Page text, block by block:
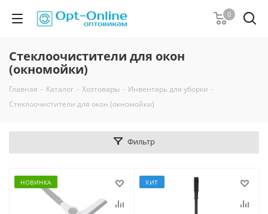
0
Стеклоочистители для окон
(окномойки)
Главная - Каталог - Хозтовары - Инвентарь для уборки -
Стеклоочистители для окон (окномойки)
Фильтр
НОВИНКА ХИТ